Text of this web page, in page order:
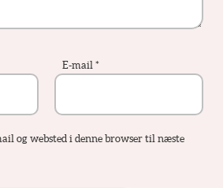
E-mail *
og websted i denne browser til næste